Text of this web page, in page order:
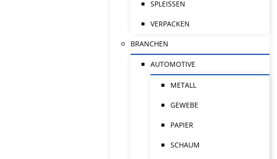
SPLEISSEN
VERPACKEN
BRANCHEN
AUTOMOTIVE
METALL
GEWEBE
PAPIER
SCHAUM